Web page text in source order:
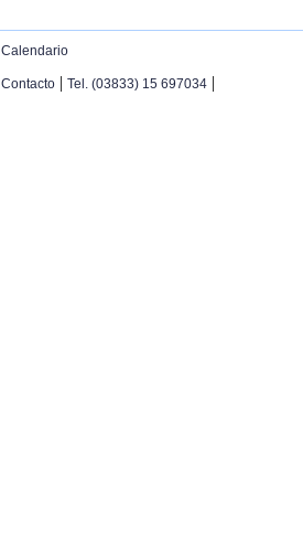
Calendario
Contacto | Tel. (03833) 15 697034 |